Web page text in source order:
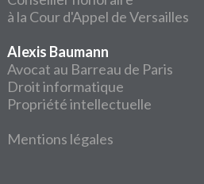
à la Cour d'Appel de Versailles
Alexis Baumann
Avocat au Barreau de Paris
Droit informatique
Propriété intellectuelle
Mentions légales